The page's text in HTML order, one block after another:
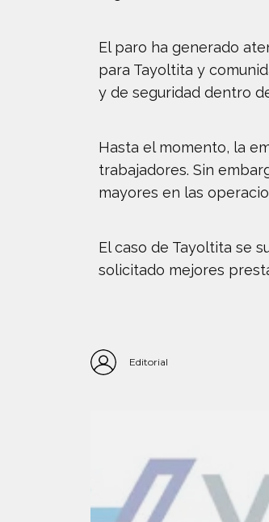
El paro ha generado
para Tayoltita y
y de seguridad dentro
Hasta el momento, la
trabajadores. Sin
mayores en las
El caso de Tayoltita se
solicitado mejores
Editorial